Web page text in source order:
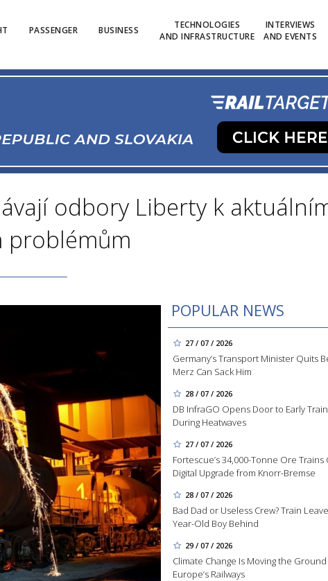
PASSENGER BUSINESS
TECHNOLOGIES
AND INFRASTRUCTURE
INTERVIEWS
AND EVENTS
odbory Liberty k
problémům
POPULAR NEWS
27 / 07 / 2026
Germany’s Transport Minister Quits
Merz Can Sack Him
28 / 07 / 2026
DB InfraGO Opens Door to Early
During Heatwaves
27 / 07 / 2026
Fortescue’s 34,000-Tonne Ore Trains
Digital Upgrade from Knorr-Bremse
28 / 07 / 2026
Bad Dad or Useless Crew? Train
Year-Old Boy Behind
29 / 07 / 2026
Climate Change Is Moving the
Europe’s Railways